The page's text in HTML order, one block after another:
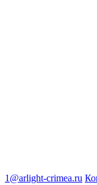
1@arlight-crimea.ru